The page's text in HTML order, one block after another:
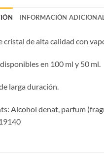
INFORMACIÓN
cristal de alta calidad con
en 100 ml y 50 ml.
larga duración.
Alcohol denat, parfum